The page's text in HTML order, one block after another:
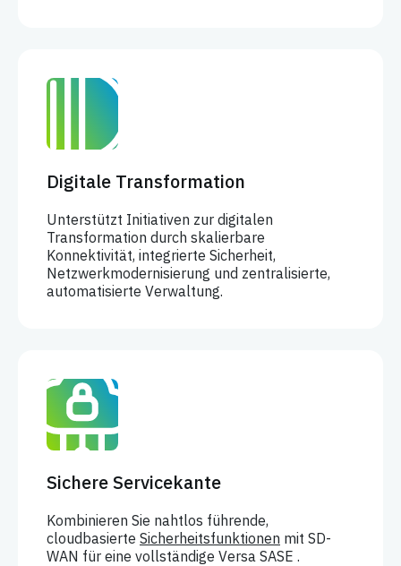
Digitale Transformation
Unterstützt Initiativen zur digitalen
Transformation durch skalierbare
Konnektivität, integrierte Sicherheit,
Netzwerkmodernisierung und zentralisierte,
automatisierte Verwaltung.
Sichere Servicekante
Kombinieren Sie nahtlos führende,
cloudbasierte Sicherheitsfunktionen mit SD-
WAN für eine vollständige Versa SASE . ​